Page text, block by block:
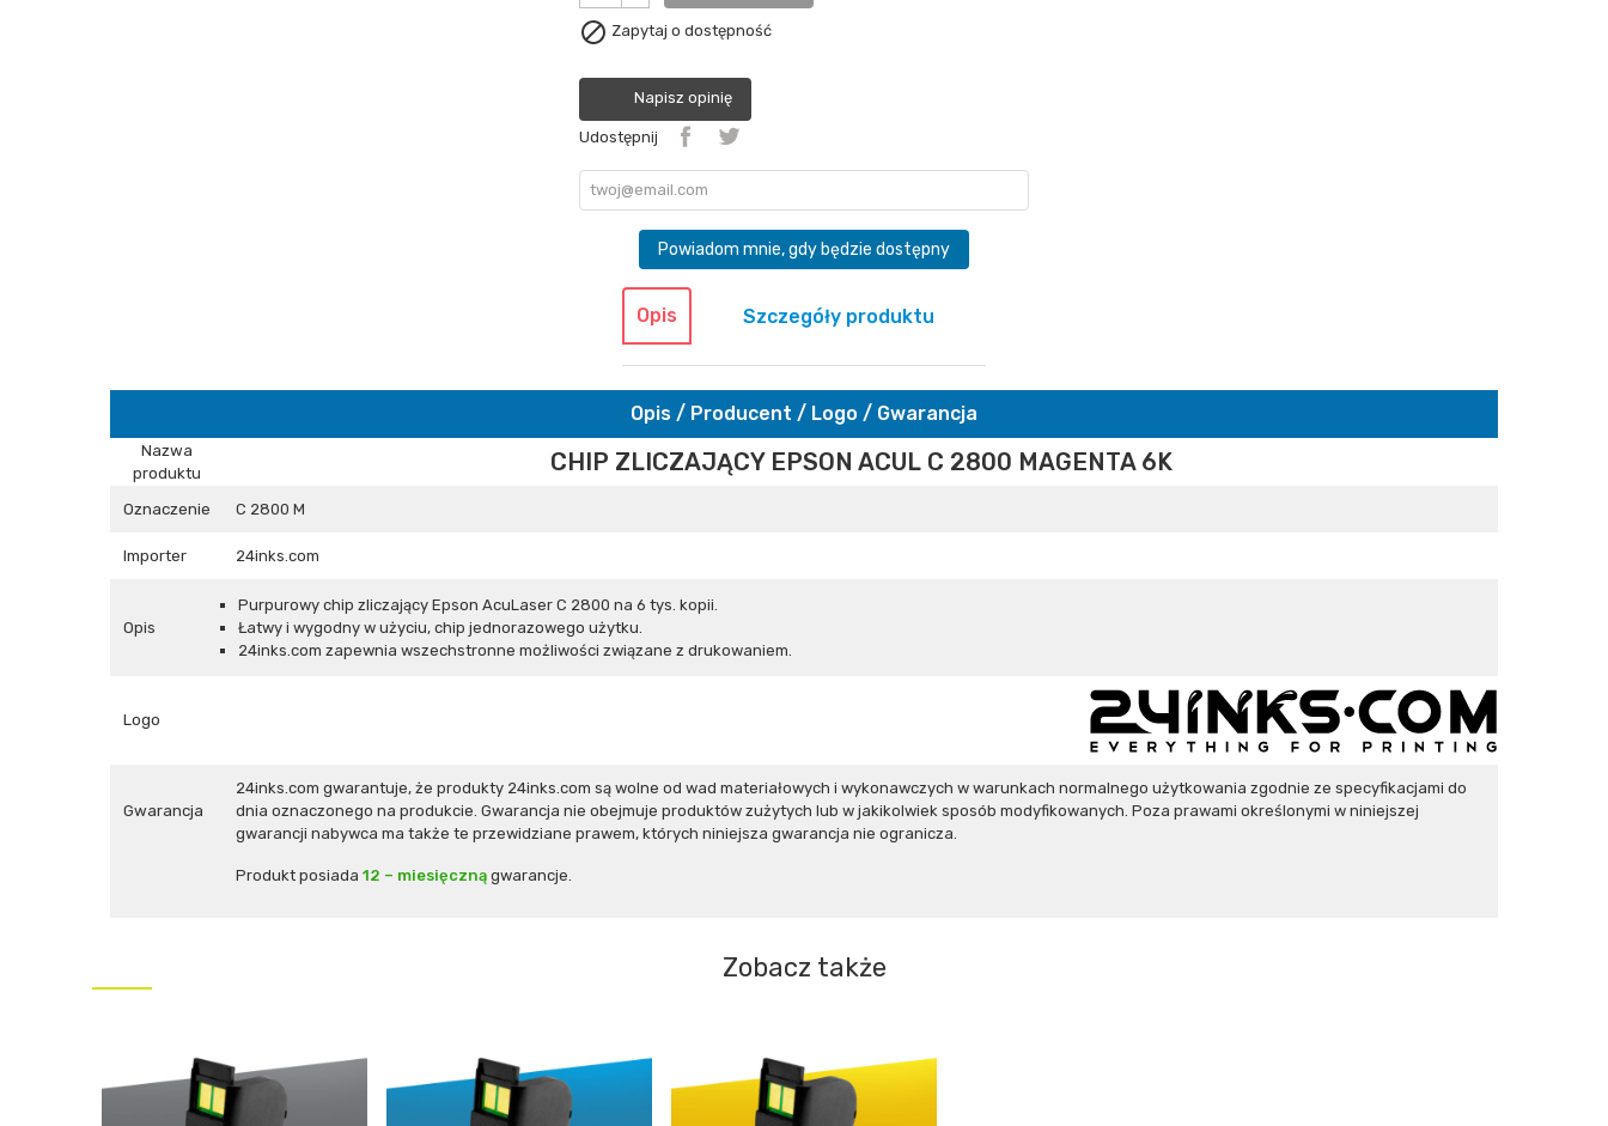
 Zapytaj o dostępność
Napisz opinię
Udostępnij
Powiadom mnie, gdy będzie dostępny
Opis Szczegóły produktu
Opis / Producent / Logo / Gwarancja
Nazwa
produktu
CHIP ZLICZAJĄCY EPSON ACUL C 2800 MAGENTA 6K
Oznaczenie C 2800 M
Importer 24inks.com
Opis
Purpurowy chip zliczający Epson AcuLaser C 2800 na 6 tys. kopii.
Łatwy i wygodny w użyciu, chip jednorazowego użytku.
24inks.com zapewnia wszechstronne możliwości związane z drukowaniem.
Logo
Gwarancja
24inks.com gwarantuje, że produkty 24inks.com są wolne od wad materiałowych i wykonawczych w warunkach normalnego użytkowania zgodnie ze specyfikacjami do
dnia oznaczonego na produkcie. Gwarancja nie obejmuje produktów zużytych lub w jakikolwiek sposób modyfikowanych. Poza prawami określonymi w niniejszej
gwarancji nabywca ma także te przewidziane prawem, których niniejsza gwarancja nie ogranicza.
Produkt posiada 12 – miesięczną gwarancje.
Zobacz także